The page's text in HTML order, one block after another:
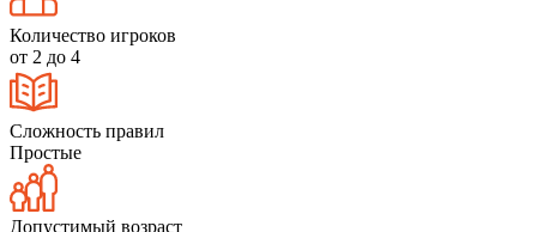
Количество игроков
от 2 до 4
Сложность правил
Простые
Допустимый возраст